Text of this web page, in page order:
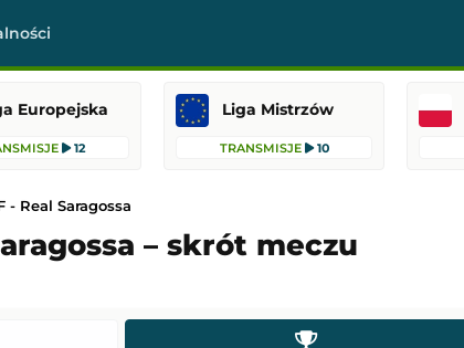
Europejska
12
Liga Mistrzów
TRANSMISJE 10
- Real Saragossa
Mecz towarzyski
– skrót meczu